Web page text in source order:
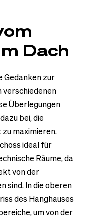
Dach
Gedanken zur
verschiedenen
Überlegungen
bei, die
maximieren.
ideal für
Räume, da
von der
sind. In die oberen
des Hanghauses
um von der